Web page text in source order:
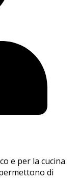
e per la cucina
di